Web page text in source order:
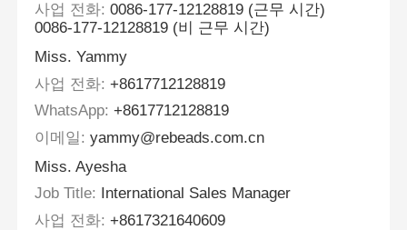
사업 전화: 0086-177-12128819 (근무 시간)
0086-177-12128819 (비 근무 시간)
Miss. Yammy
사업 전화: +8617712128819
WhatsApp: +8617712128819
이메일: yammy@rebeads.com.cn
Miss. Ayesha
Job Title:
International Sales Manager
사업 전화: +8617321640609